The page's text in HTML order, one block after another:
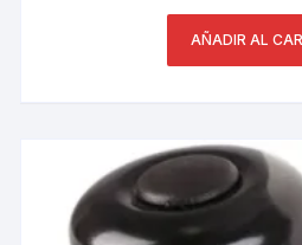
AÑADIR AL